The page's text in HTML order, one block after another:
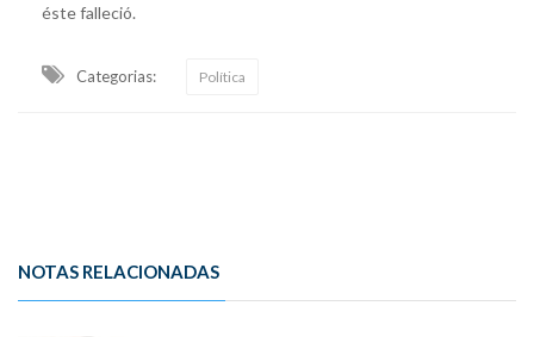
éste falleció.
Categorias: Política
NOTAS RELACIONADAS